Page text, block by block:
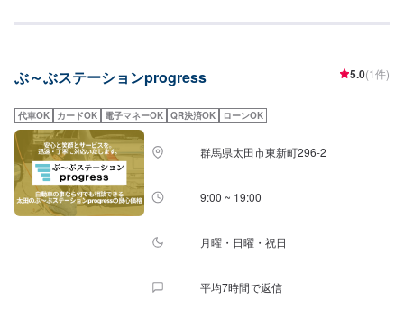
武道路）から県道40号（藤岡大胡線）を進みます。セブンイレブン前橋富田
ぶ～ぶステーションprogress 5.0(1件)
代車OK カードOK 電子マネーOK QR決済OK ローンOK
群馬県太田市東新町296-2
9:00 ~ 19:00
月曜・日曜・祝日
平均7時間で返信